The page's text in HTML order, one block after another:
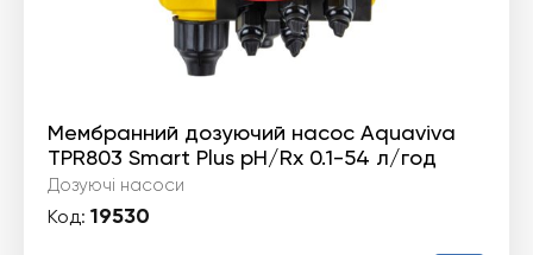
Мембранний дозуючий насос Aquaviva
TPR803 Smart Plus pH/Rx 0.1-54 л/год
Дозуючі насоси
Код: 19530